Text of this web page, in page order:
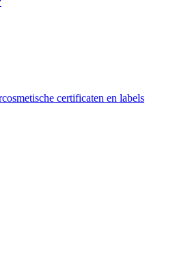
certificaten en labels